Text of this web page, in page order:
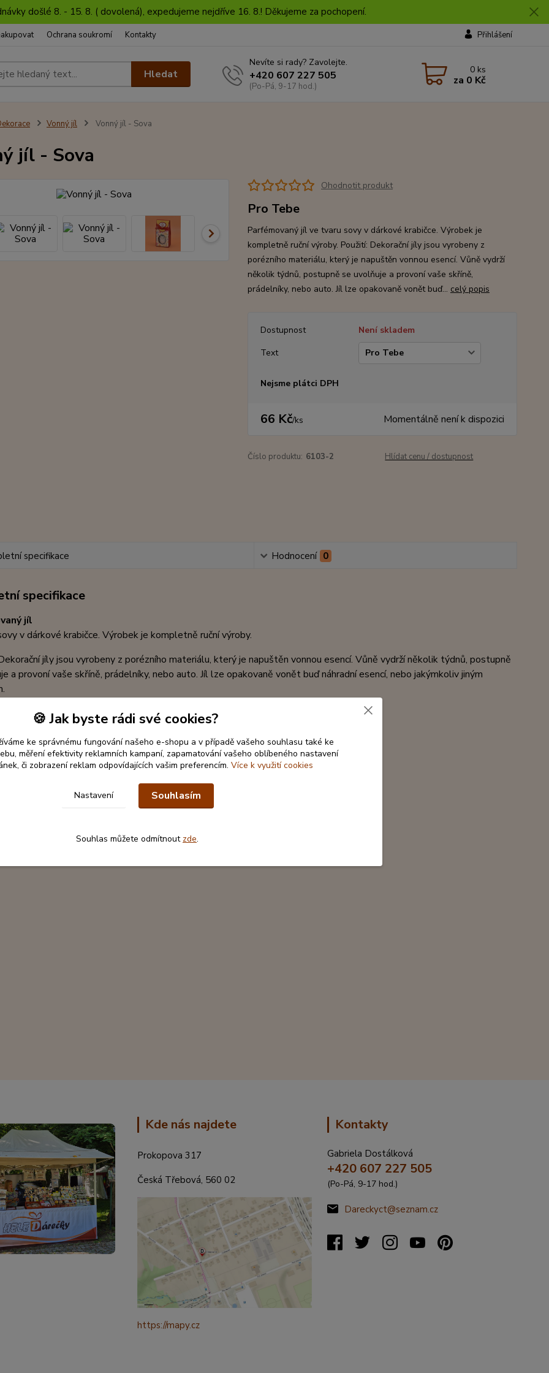
došlé 8. - 15. 8. ( dovolená), expedujeme nejdříve 16. 8.! Děkujeme za pochopení.
Ochrana soukromí Kontakty Přihlášení
Hledat
Nevíte si rady? Zavolejte.
+420 607 227 505
(Po-Pá, 9-17 hod.)
0 ks
za 0 Kč
Vonný jíl Vonný jíl - Sova
jíl - Sova
Ohodnotit produkt
Pro Tebe
Parfémovaný jíl ve tvaru sovy v dárkové krabičce. Výrobek je
kompletně ruční výroby. Použití: Dekorační jíly jsou vyrobeny z
porézního materiálu, který je napuštěn vonnou esencí. Vůně vydrží
několik týdnů, postupně se uvolňuje a provoní vaše skříně,
prádelníky, nebo auto. Jíl lze opakovaně vonět buď... celý popis
Dostupnost
Není skladem
Text
Nejsme plátci DPH
66 Kč/ks Momentálně není k dispozici
Číslo produktu: 6103-2 Hlídat cenu / dostupnost
specifikace Hodnocení 0
specifikace
jíl
v dárkové krabičce. Výrobek je kompletně ruční výroby.
jíly jsou vyrobeny z porézního materiálu, který je napuštěn vonnou esencí. Vůně vydrží několik týdnů, postupně
a provoní vaše skříně, prádelníky, nebo auto. Jíl lze opakovaně vonět buď náhradní esencí, nebo jakýmkoliv jiným
kompozice:Splendeur
dekorační jíl
4,5cm
5 x 3,2 x 10cm
Kde nás najdete
Prokopova 317
Česká Třebová, 560 02
https://mapy.cz
Kontakty
Gabriela Dostálková
+420 607 227 505
(Po-Pá, 9-17 hod.)
Dareckyct@seznam.cz
🍪 Jak byste rádi své cookies?
ke správnému fungování našeho e-shopu a v případě vašeho souhlasu také ke
měření efektivity reklamních kampaní, zapamatování vašeho oblíbeného nastavení
či zobrazení reklam odpovídajících vašim preferencím. Více k využití cookies
Nastavení Souhlasím
Souhlas můžete odmítnout zde.